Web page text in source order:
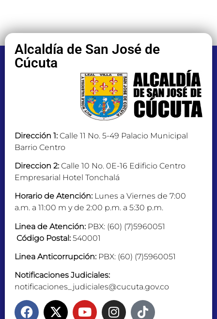
Alcaldía de San José de
Cúcuta
Dirección 1: Calle 11 No. 5-49 Palacio Municipal
Barrio Centro
Direccion 2: Calle 10 No. 0E-16 Edificio Centro
Empresarial Hotel Tonchalá
Horario de Atención: Lunes a Viernes de 7:00
a.m. a 11:00 m y de 2:00 p.m. a 5:30 p.m.
Linea de Atención: PBX: (60) (7)5960051
Código Postal: 540001
Linea Anticorrupción: PBX: (60) (7)5960051
Notificaciones Judiciales:
notificaciones_judiciales@cucuta.gov.co